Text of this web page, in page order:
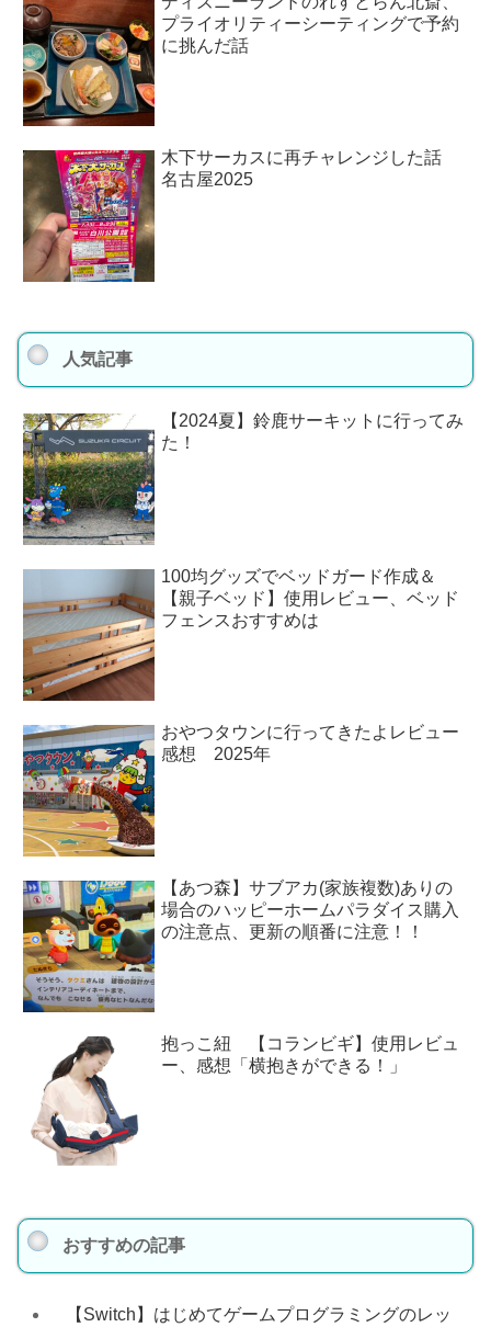
プライオリティーシーティングで予約
に挑んだ話
木下サーカスに再チャレンジした話
名古屋2025
人気記事
【2024夏】鈴鹿サーキットに行ってみ
た！
100均グッズでベッドガード作成＆
【親子ベッド】使用レビュー、ベッド
フェンスおすすめは
おやつタウンに行ってきたよレビュー
感想 2025年
【あつ森】サブアカ(家族複数)ありの
場合のハッピーホームパラダイス購入
の注意点、更新の順番に注意！！
抱っこ紐 【コランビギ】使用レビュ
ー、感想「横抱きができる！」
おすすめの記事
【Switch】はじめてゲームプログラミングのレッ